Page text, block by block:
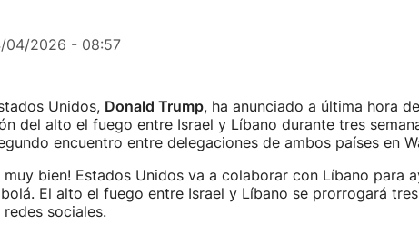
04/2026 - 08:57
Unidos, Donald Trump, ha anunciado a última hora
del alto el fuego entre Israel y Líbano durante tres
encuentro entre delegaciones de ambos países en
muy bien! Estados Unidos va a colaborar con Líbano para
El alto el fuego entre Israel y Líbano se prorrogará tres
sociales.